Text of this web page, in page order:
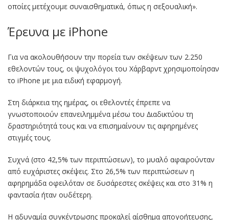
οποίες µετέχουµε συναισθηµατικά, όπως η σεξουαλική».
Έρευνα µε iPhone
Για να ακολουθήσουν την πορεία των σκέψεων των 2.250
εθελοντών τους, οι ψυχολόγοι του Χάρβαρντ χρησιµοποίησαν
το iPhone µε µια ειδική εφαρµογή.
Στη διάρκεια της ηµέρας, οι εθελοντές έπρεπε να
γνωστοποιούν επανειληµµένα µέσω του ∆ιαδικτύου τη
δραστηριότητά τους και να επισηµαίνουν τις αφηρηµένες
στιγµές τους.
Συχνά (στο 42,5% των περιπτώσεων), το µυαλό αφαιρούνταν
από ευχάριστες σκέψεις. Στο 26,5% των περιπτώσεων η
αφηρηµάδα οφειλόταν σε δυσάρεστες σκέψεις και στο 31% η
φαντασία ήταν ουδέτερη.
Η αδυναµία συγκέντρωσης προκαλεί αίσθηµα απογοήτευσης,